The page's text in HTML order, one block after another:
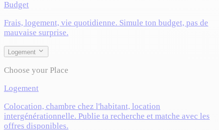
Budget
Frais, logement, vie quotidienne. Simule ton budget, pas de
mauvaise surprise.
Logement
Choose your Place
Logement
Colocation, chambre chez l'habitant, location
intergénérationnelle. Publie ta recherche et matche avec les
offres disponibles.